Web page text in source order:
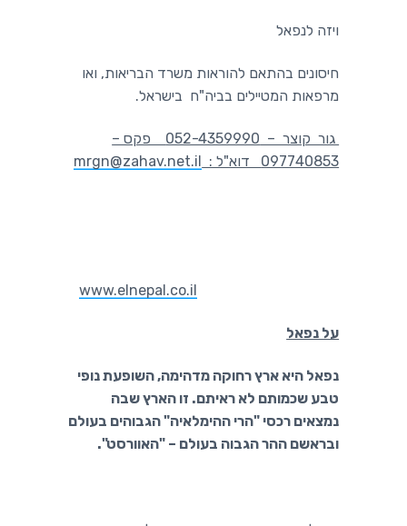
ויזה לנפאל
חיסונים בהתאם להוראות משרד הבריאות, ואו
מרפאות המטיילים בביה"ח בישראל.
גור קוצר – 052-4359990 פקס –
097740853 דוא"ל :
mrgn@zahav.net.il
www.elnepal.co.il
על נפאל
נפאל היא ארץ רחוקה מדהימה, השופעת נופי
טבע שכמותם לא ראיתם. זו הארץ שבה
נמצאים רכסי "הרי ההימלאיה" הגבוהים בעולם
ובראשם ההר הגבוה בעולם – "האוורסט".